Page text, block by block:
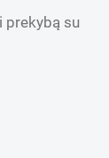
prekybą su